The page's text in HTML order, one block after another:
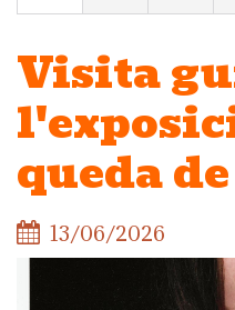
Visita
queda
13/06/2026